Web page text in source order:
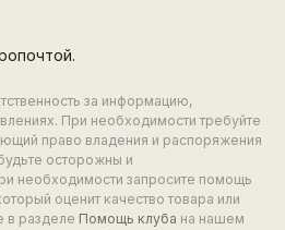
за информацию,
При необходимости требуйте
право владения и распоряжения
осторожны и
необходимости запросите помощь
оценит качество товара или
в разделе Помощь клуба на нашем